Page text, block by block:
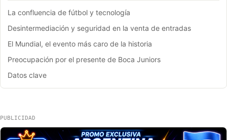
La confluencia de fútbol y tecnología
Desintermediación y seguridad en la venta de entradas
El Mundial, el evento más caro de la historia
Preocupación por el presente de Boca Juniors
Datos clave
PUBLICIDAD